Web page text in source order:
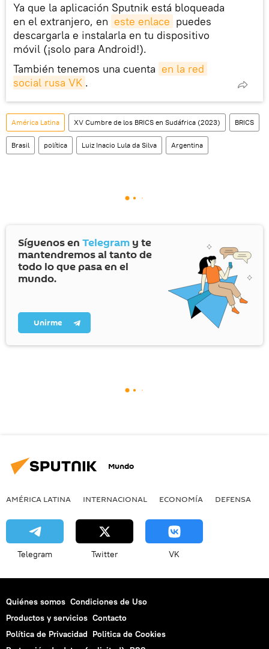
Ya que la aplicación Sputnik está bloqueada
en el extranjero, en este enlace puedes
descargarla e instalarla en tu dispositivo
móvil (¡solo para Android!).
También tenemos una cuenta en la red
social rusa VK .
América Latina XV Cumbre de los BRICS en Sudáfrica (2023) BRICS
Brasil política Luiz Inacio Lula da Silva Argentina
Síguenos en Telegram y te
mantendremos al tanto de
todo lo que pasa en el
mundo.
Unirme
Mundo
AMÉRICA LATINA INTERNACIONAL ECONOMÍA DEFENSA
Telegram Twitter VK
Quiénes somos Condiciones de Uso
Productos y servicios Contacto
Política de Privacidad Politica de Cookies